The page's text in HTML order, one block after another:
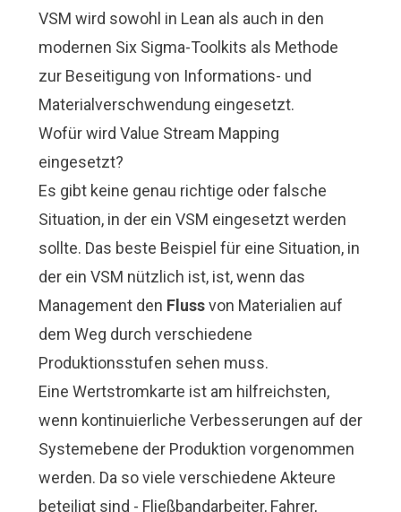
VSM wird sowohl in Lean als auch in den
modernen Six Sigma-Toolkits als Methode
zur Beseitigung von Informations- und
Materialverschwendung eingesetzt.
Wofür wird Value Stream Mapping
eingesetzt?
Es gibt keine genau richtige oder falsche
Situation, in der ein VSM eingesetzt werden
sollte. Das beste Beispiel für eine Situation, in
der ein VSM nützlich ist, ist, wenn das
Management den Flussvon Materialien auf
dem Weg durch verschiedene
Produktionsstufen sehen muss.
Eine Wertstromkarte ist am hilfreichsten,
wenn kontinuierliche Verbesserungen auf der
Systemebene der Produktion vorgenommen
werden. Da so viele verschiedene Akteure
beteiligt sind - Fließbandarbeiter, Fahrer,